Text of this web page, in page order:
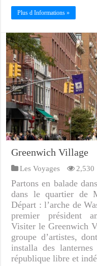
Plus d Informations »
Greenwich Village
Les Voyages 2,530
Partons en balade
dans le quartier de
Départ : l’arche de
premier président
Visiter le Greenwich
groupe d’artistes,
installa des
république libre et